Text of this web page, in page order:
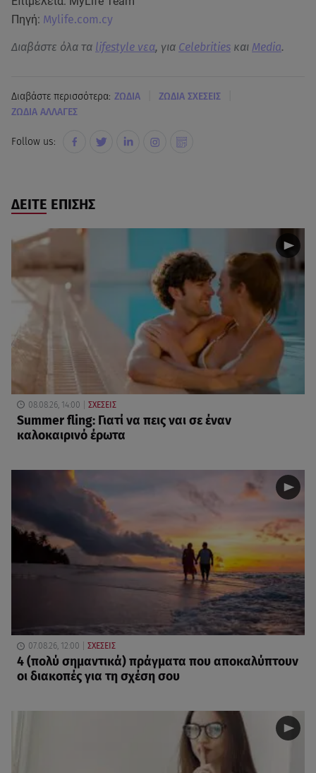
Πηγή: Mylife.com.cy
Διαβάστε όλα τα lifestyle νεα, για Celebrities και Media.
Διαβάστε περισσότερα: ΖΩΔΙΑ ΖΩΔΙΑ ΣΧΕΣΕΙΣ
ΖΩΔΙΑ ΑΛΛΑΓΕΣ
Follow us:
ΔΕΙΤΕ ΕΠΙΣΗΣ
08.08.26, 14:00 ΣΧΕΣΕΙΣ
Summer fling: Γιατί να πεις ναι σε έναν
καλοκαιρινό έρωτα
07.08.26, 12:00 ΣΧΕΣΕΙΣ
4 (πολύ σημαντικά) πράγματα που αποκαλύπτουν
οι διακοπές για τη σχέση σου